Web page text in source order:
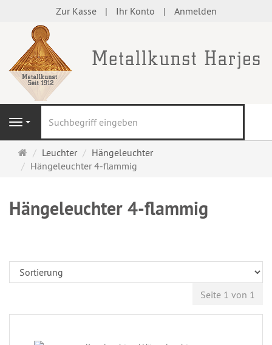
Zur Kasse Ihr Konto Anmelden
Navigation
Startseite
Leuchter
Hängeleuchter
Hängeleuchter 4-flammig
Hängeleuchter 4-flammig
Seite 1 von 1